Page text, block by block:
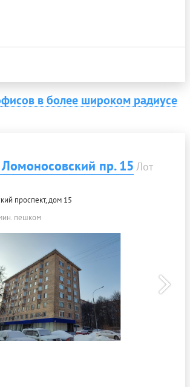
в более широком радиусе
пр. 15 Лот
проспект, дом 15
пешком